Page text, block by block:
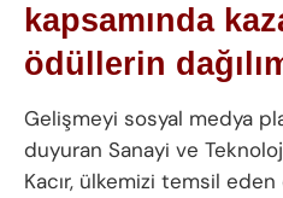
kapsamında
ödüllerin
Gelişmeyi sosyal medya
duyuran Sanayi ve
Kacır, ülkemizi temsil eden